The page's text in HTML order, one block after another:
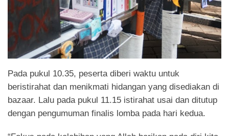
Pada pukul 10.35, peserta diberi waktu untuk
beristirahat dan menikmati hidangan yang disediakan di
bazaar. Lalu pada pukul 11.15 istirahat usai dan ditutup
dengan pengumuman finalis lomba pada hari kedua.